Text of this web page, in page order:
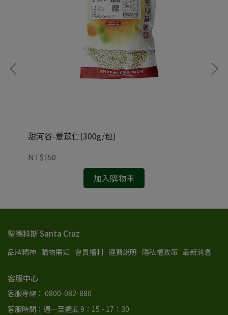
甜河谷-薏苡仁(300g/包)
NT$150
加入購物車
聖德科斯 Santa Cruz
品牌精神 購物需知 會員福利 運費說明 隱私權政策 最新消息
客服中心
客服專線： 0800-082-880
客服時間：週一至週五 9：15 - 17：30